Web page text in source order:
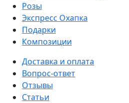
Розы
Экспресс Охапка
Подарки
Композиции
Доставка и оплата
Вопрос-ответ
Отзывы
Статьи